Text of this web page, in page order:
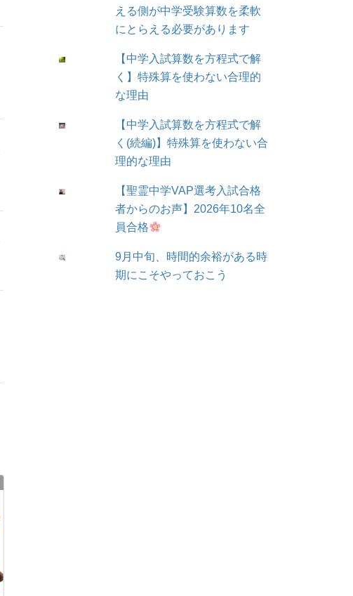
える側が中学受験算数を柔軟
にとらえる必要があります
【中学入試算数を方程式で解
く】特殊算を使わない合理的
な理由
【中学入試算数を方程式で解
く(続編)】特殊算を使わない合
理的な理由
【聖霊中学VAP選考入試合格
者からのお声】2026年10名全
員合格
9月中旬、時間的余裕がある時
期にこそやっておこう